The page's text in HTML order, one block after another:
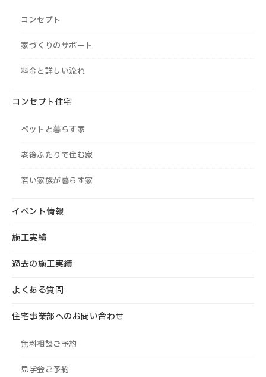
コンセプト
家づくりのサポート
料金と詳しい流れ
コンセプト住宅
ペットと暮らす家
老後ふたりで住む家
若い家族が暮らす家
イベント情報
施工実績
過去の施工実績
よくある質問
住宅事業部へのお問い合わせ
無料相談ご予約
見学会ご予約